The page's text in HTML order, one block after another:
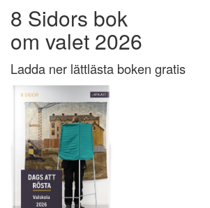
8 Sidors bok
om valet 2026
Ladda ner lättlästa boken gratis